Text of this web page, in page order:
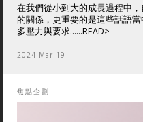
在我們從小到大的成長過程中
的關係，更重要的是這些話語
多壓力與要求......READ>
2024 Mar 19
焦點企劃